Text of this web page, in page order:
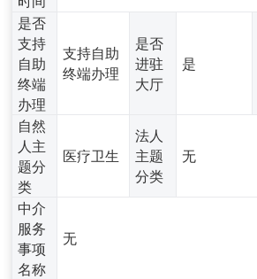
是否
支持
自助
终端
办理
支持自助
终端办理
是否
进驻
大厅
是
自然
人主
题分
类
医疗卫生
法人
主题
分类
无
中介
服务
事项
名称
无